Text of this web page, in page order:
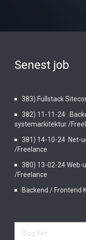
Senest job
383) Fullstack
382) 11-11-24 .
systemarkitektur /
381) 14-10-24 .Net-
/Freelance
380) 13-02-24 Web-
/Freelance
Backend / Frontend